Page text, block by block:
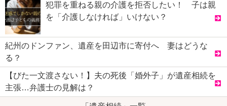
犯罪を重ねる親の介護を拒否したい！ 子は親
を「介護しなければ」いけない？
紀州のドンファン、遺産を田辺市に寄付へ 妻はどうな
る？
【びた一文渡さない！】夫の死後「婚外子」が遺産相続を
主張…弁護士の見解は？